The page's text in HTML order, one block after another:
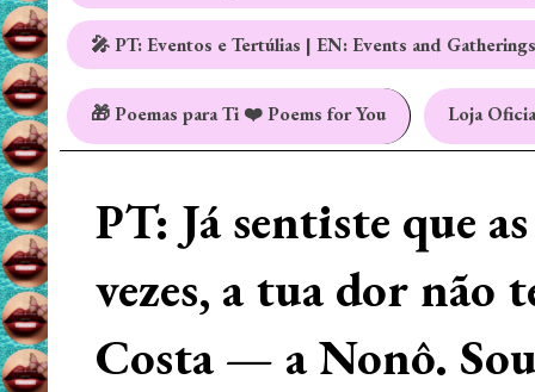
🎤 PT: Eventos e Tertúlias | EN: Events and Gatherings
🎁 Poemas para Ti ❤️ Poems for You Loja
PT: Já sentiste que
vezes, a tua dor não
Costa — a Nonô.